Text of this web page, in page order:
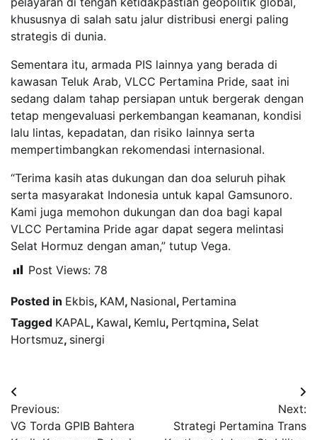
khususnya di salah satu jalur distribusi energi paling
strategis di dunia.
Sementara itu, armada PIS lainnya yang berada di
kawasan Teluk Arab, VLCC Pertamina Pride, saat ini
sedang dalam tahap persiapan untuk bergerak dengan
tetap mengevaluasi perkembangan keamanan, kondisi
lalu lintas, kepadatan, dan risiko lainnya serta
mempertimbangkan rekomendasi internasional.
“Terima kasih atas dukungan dan doa seluruh pihak
serta masyarakat Indonesia untuk kapal Gamsunoro.
Kami juga memohon dukungan dan doa bagi kapal
VLCC Pertamina Pride agar dapat segera melintasi
Selat Hormuz dengan aman,” tutup Vega.
Post Views: 78
Posted in Ekbis, KAM, Nasional, Pertamina
Tagged KAPAL, Kawal, Kemlu, Pertqmina, Selat
Hortsmuz, sinergi
Navigasi
pos
Previous:
VG Torda GPIB Bahtera
Next:
Strategi Pertamina Trans